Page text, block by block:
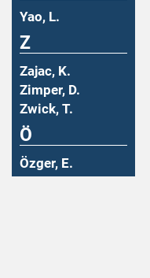
Yao, L.
Z
Zajac, K.
Zimper, D.
Zwick, T.
Ö
Özger, E.